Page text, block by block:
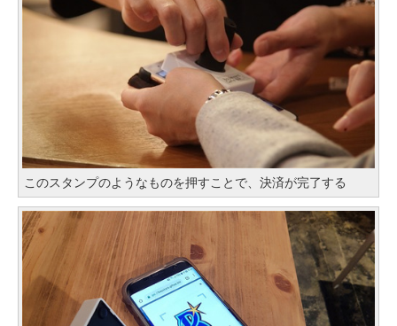
このスタンプのようなものを押すことで、決済が完了する